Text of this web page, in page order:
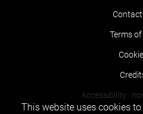
Contact
Terms of
Accessibility :
This website uses cookies